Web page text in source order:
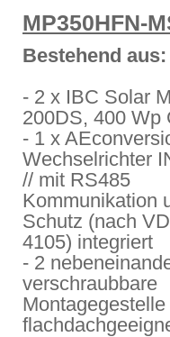
MP350HFN-
Bestehend aus:
- 2 x IBC Solar
200DS, 400 Wp
- 1 x
Wechselrichter
// mit RS485
Kommunikation
Schutz (nach
4105) integriert
- 2
verschraubbare